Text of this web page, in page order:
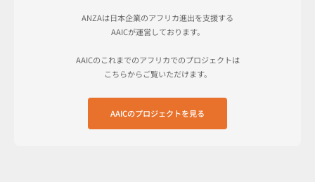
ANZAは日本企業のアフリカ進出を支援する
AAICが運営しております。
AAICのこれまでのアフリカでのプロジェクトは
こちらからご覧いただけます。
AAICのプロジェクトを見る